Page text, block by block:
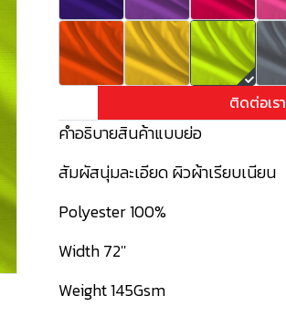
ติดต่อเรา
คำอธิบายสินค้าแบบย่อ
สัมผัสนุ่มละเอียด ผิวผ้าเรียบเนียน
Polyester 100%
Width 72''
Weight 145Gsm